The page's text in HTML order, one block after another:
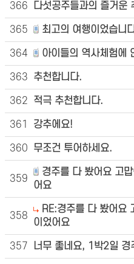
366 다섯공주들과의 즐거운
365 최고의 여행이었습니
364 아이들의 역사체험에
363 추천합니다.
362 적극 추천합니다.
361 강추에요!
360 무조건 투어하세요.
359
경주를 다 봤어요 고
어요
358
RE:경주를 다 봤어요
이었어요
357 너무 좋네요, 1박2일 경